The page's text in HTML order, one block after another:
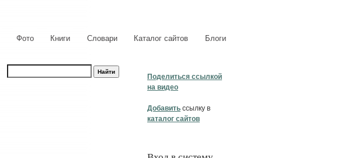
Фото Книги Словари Каталог сайтов Блоги
Поделиться ссылкой
на видео
Добавить ссылку в
каталог сайтов